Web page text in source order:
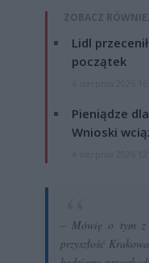
ZOBACZ
Lidl
początek
Pieniądze
Wnioski
– Mówię o tym z
przyszłość